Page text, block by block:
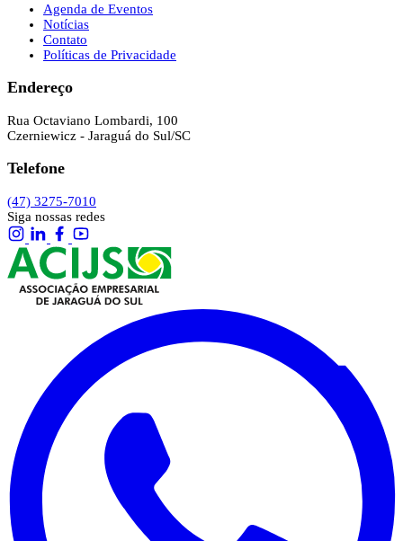
Agenda de Eventos
Notícias
Contato
Políticas de Privacidade
Endereço
Rua Octaviano Lombardi, 100
Czerniewicz - Jaraguá do Sul/SC
Telefone
(47) 3275-7010
Siga nossas redes